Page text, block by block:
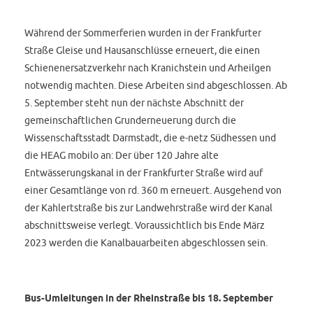
Während der Sommerferien wurden in der Frankfurter
Straße Gleise und Hausanschlüsse erneuert, die einen
Schienenersatzverkehr nach Kranichstein und Arheilgen
notwendig machten. Diese Arbeiten sind abgeschlossen. Ab
5. September steht nun der nächste Abschnitt der
gemeinschaftlichen Grunderneuerung durch die
Wissenschaftsstadt Darmstadt, die e-netz Südhessen und
die HEAG mobilo an: Der über 120 Jahre alte
Entwässerungskanal in der Frankfurter Straße wird auf
einer Gesamtlänge von rd. 360 m erneuert. Ausgehend von
der Kahlertstraße bis zur Landwehrstraße wird der Kanal
abschnittsweise verlegt. Voraussichtlich bis Ende März
2023 werden die Kanalbauarbeiten abgeschlossen sein.
Bus-Umleitungen in der Rheinstraße bis 18. September